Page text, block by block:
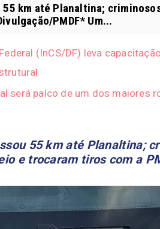
km até Planaltina;
PMDF* Um...
(InCS/DF) leva
será palco de um dos maiores
55 km até Planaltina;
e trocaram tiros com a